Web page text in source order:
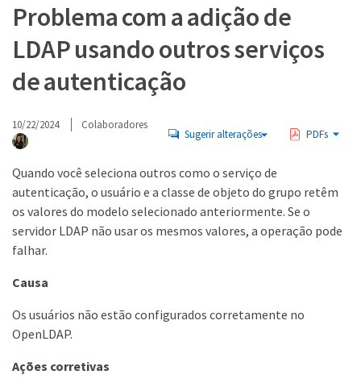
Problema com a adição de
LDAP usando outros serviços
de autenticação
10/22/2024 Colaboradores
Sugerir alterações PDFs
Quando você seleciona outros como o serviço de
autenticação, o usuário e a classe de objeto do grupo retêm
os valores do modelo selecionado anteriormente. Se o
servidor LDAP não usar os mesmos valores, a operação pode
falhar.
Causa
Os usuários não estão configurados corretamente no
OpenLDAP.
Ações corretivas